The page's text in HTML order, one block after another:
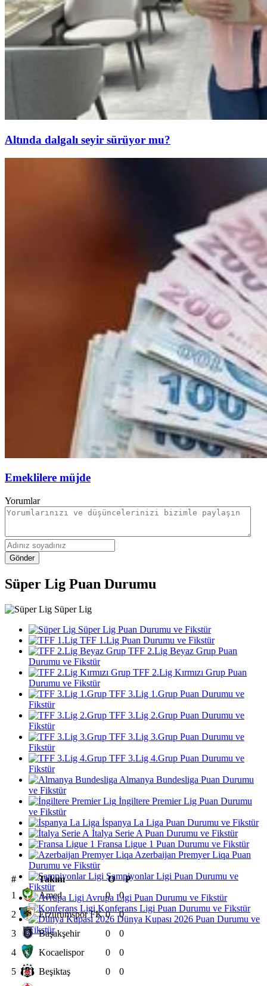
Altında dalgalı seyir sürüyor mu?
Emeklilere müjde
Yorumlar
Gönder
Süper Lig Puan Durumu
Süper Lig
Süper Lig Puan Durumu ve Fikstür
TFF 1.Lig Puan Durumu ve Fikstür
TFF 2.Lig Beyaz Grup Puan
Durumu ve Fikstür
TFF 2.Lig Kırmızı Grup Puan
Durumu ve Fikstür
TFF 3.Lig 1.Grup Puan Durumu ve
Fikstür
TFF 3.Lig 2.Grup Puan Durumu ve
Fikstür
TFF 3.Lig 3.Grup Puan Durumu ve
Fikstür
TFF 3.Lig 4.Grup Puan Durumu ve
Fikstür
Almanya Bundesliga Puan Durumu
ve Fikstür
İngiltere Premier Lig Puan Durumu
ve Fikstür
İspanya La Liga Puan Durumu ve Fikstür
İtalya Serie A Puan Durumu ve Fikstür
Fransa Ligue 1 Puan Durumu ve Fikstür
Azerbaijan Premyer Liqa Puan
Durumu ve Fikstür
Şampiyonlar Ligi Puan Durumu ve
Fikstür
Avrupa Ligi Puan Durumu ve Fikstür
Konferans Ligi Puan Durumu ve Fikstür
Dünya Kupası 2026 Puan Durumu ve
Fikstür
# Takım O
P
1
Amed 0
0
2
Erzurumspor FK 0
0
3
Başakşehir 0
0
4
Kocaelispor 0
0
5
Beşiktaş 0
0